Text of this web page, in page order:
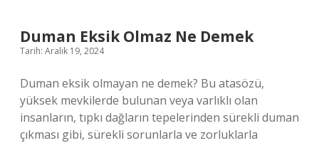
Duman Eksik Olmaz Ne Demek
Tarih: Aralık 19, 2024
Duman eksik olmayan ne demek? Bu atasözü,
yüksek mevkilerde bulunan veya varlıklı olan
insanların, tıpkı dağların tepelerinden sürekli duman
çıkması gibi, sürekli sorunlarla ve zorluklarla